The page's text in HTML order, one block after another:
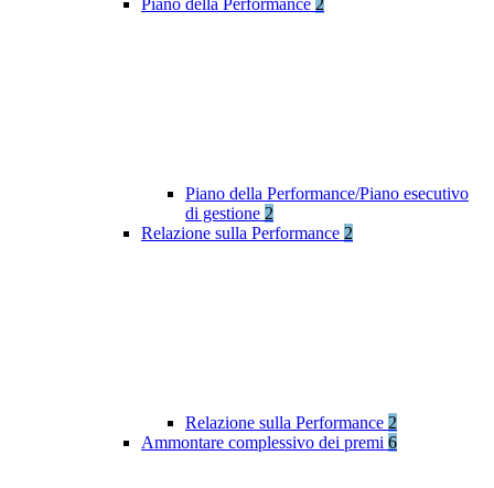
Piano della Performance 2
Piano della Performance/Piano esecutivo
di gestione 2
Relazione sulla Performance 2
Relazione sulla Performance 2
Ammontare complessivo dei premi 6